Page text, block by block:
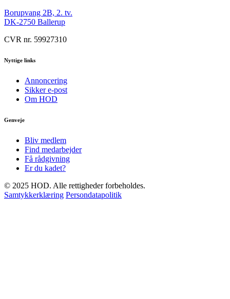
Borupvang 2B, 2. tv.
DK-2750 Ballerup
CVR nr. 59927310
Nyttige links
Annoncering
Sikker e-post
Om HOD
Genveje
Bliv medlem
Find medarbejder
Få rådgivning
Er du kadet?
© 2025 HOD. Alle rettigheder forbeholdes.
Samtykkerklæring Persondatapolitik